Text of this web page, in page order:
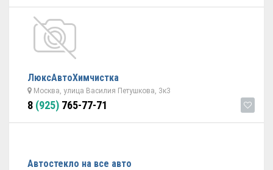
ЛюксАвтоХимчистка
Москва, улица Василия Петушкова, 3к3
8 (925) 765-77-71
Автостекло на все авто